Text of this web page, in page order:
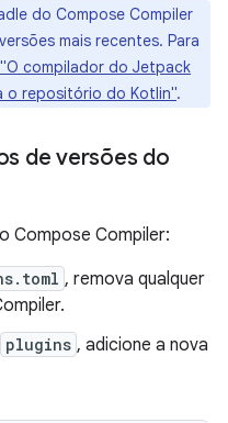
do Compose Compiler
mais recentes. Para
"O compilador do Jetpack
o repositório do Kotlin".
de versões do
Compose Compiler:
, remova qualquer
plugins , adicione a nova